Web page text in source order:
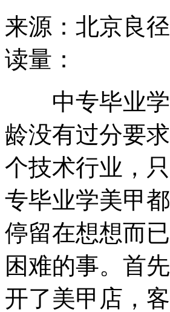
来源：北京良
读量：
中专毕业学
龄没有过分要
个技术行业，
专毕业学美甲
停留在想想而
困难的事。首
开了美甲店，